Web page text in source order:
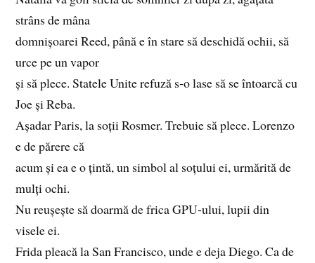
strâns de mâna
domnișoarei Reed, până e în stare să deschidă ochii, să
urce pe un vapor
și să plece. Statele Unite refuză s‑o lase să se întoarcă cu
Joe și Reba.
Așadar Paris, la soții Rosmer. Trebuie să plece. Lorenzo
e de părere că
acum și ea e o țintă, un simbol al soțului ei, urmărită de
mulți ochi.
Nu reușește să doarmă de frica GPU‑ului, lupii din
visele ei.
Frida pleacă la San Francisco, unde e deja Diego. Ca de